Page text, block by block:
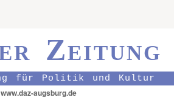
Zeitung
für Politik und Kultur
augsburg.de